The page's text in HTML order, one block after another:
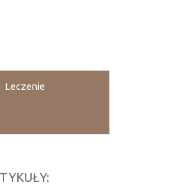
Leczenie